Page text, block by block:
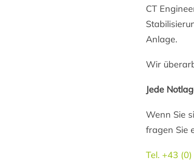
CT
Anlage.
Wir
Jede
Wenn Sie
fragen Sie
Tel. +43